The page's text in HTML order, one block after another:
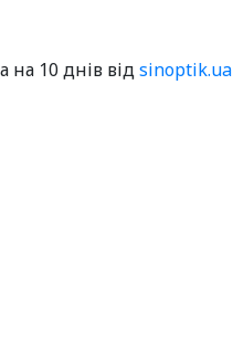
на 10 днів відsinoptik.ua